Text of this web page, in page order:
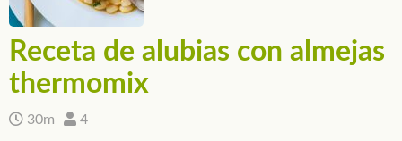
Receta de alubias con almejas
thermomix
30m 4